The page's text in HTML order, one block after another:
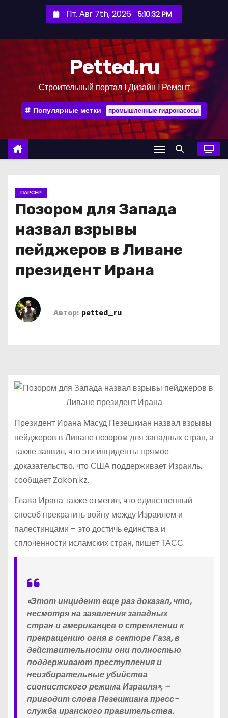
е
Пт. Авг 7th, 2026 5:10:33 PM
Petted.ru
Строительный портал l Дизайн l Ремонт
Популярные метки промышленные гидронасосы
ПАРСЕР
Позором для Запада
назвал взрывы
пейджеров в Ливане
президент Ирана
Автор: petted_ru
Президент Ирана Масуд Пезешкиан назвал взрывы
пейджеров в Ливане позором для западных стран, а
также заявил, что эти инциденты прямое
доказательство, что США поддерживает Израиль,
сообщает Zakon.kz.
Глава Ирана также отметил, что единственный
способ прекратить войну между Израилем и
палестинцами – это достичь единства и
сплоченности исламских стран, пишет ТАСС.
«Этот инцидент еще раз доказал, что,
несмотря на заявления западных
стран и американцев о стремлении к
прекращению огня в секторе Газа, в
действительности они полностью
поддерживают преступления и
неизбирательные убийства
сионистского режима Израиля», –
приводит слова Пезешкиана пресс-
служба иранского правительства.